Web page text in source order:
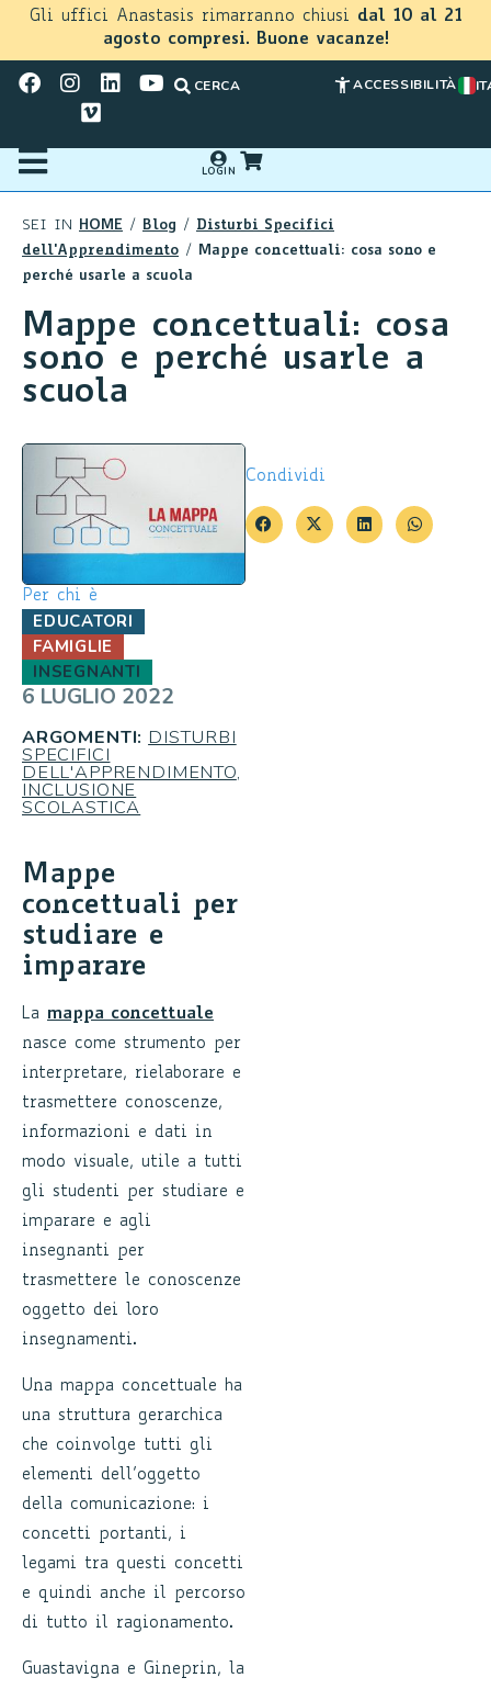
Gli uffici Anastasis rimarranno chiusi dal 10 al 21
agosto compresi. Buone vacanze!
CERCA ACCESSIBILITÀ
LOGIN
SEI IN HOME / Blog / Disturbi Specifici
dell'Apprendimento /
Mappe concettuali: cosa sono e
perché usarle a scuola
Mappe concettuali: cosa
sono e perché usarle a
scuola
Per chi è
EDUCATORI
FAMIGLIE
INSEGNANTI
6 LUGLIO 2022
ARGOMENTI: DISTURBI
SPECIFICI
DELL'APPRENDIMENTO,
INCLUSIONE
SCOLASTICA
Mappe
concettuali per
studiare e
imparare
La mappa concettuale
nasce come strumento per
interpretare, rielaborare e
trasmettere conoscenze,
informazioni e dati in
modo visuale, utile a tutti
gli studenti per studiare e
imparare e agli
insegnanti per
trasmettere le conoscenze
oggetto dei loro
insegnamenti.
Una mappa concettuale ha
una struttura gerarchica
che coinvolge tutti gli
elementi dell’oggetto
della comunicazione: i
concetti portanti, i
legami tra questi concetti
e quindi anche il percorso
di tutto il ragionamento.
Guastavigna e Gineprin, la
Condividi